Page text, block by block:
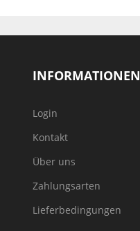
INFORMATIONEN
Login
Kontakt
Über uns
Zahlungsarten
Lieferbedingungen